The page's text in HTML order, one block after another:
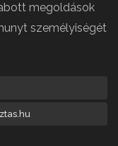
megoldások
személyiségét